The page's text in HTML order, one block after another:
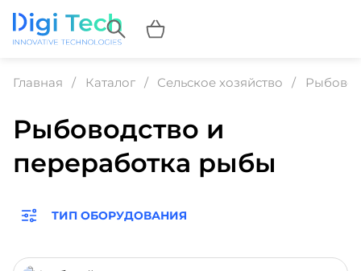
Главная Каталог Сельское хозяйство
Рыбоводство и
переработка рыбы
ТИП ОБОРУДОВАНИЯ